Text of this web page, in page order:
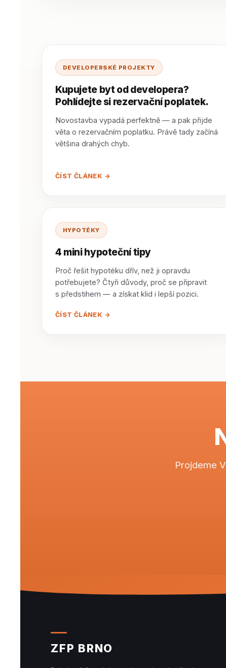
DEVELOPERSKÉ PROJEKTY
Kupujete byt od developera?
Pohlídejte si rezervační poplatek.
Novostavba vypadá perfektně — a pak přijde
věta o rezervačním poplatku. Právě tady začíná
většina drahých chyb.
ČÍST ČLÁNEK →
HYPOTÉKY
4 mini hypoteční tipy
Proč řešit hypotéku dřív, než ji opravdu
potřebujete? Čtyři důvody, proč se připravit
s předstihem — a získat klid i lepší pozici.
ČÍST ČLÁNEK →
Projdeme
ZFP BRNO